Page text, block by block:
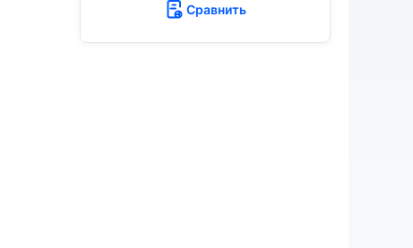
Сравнить